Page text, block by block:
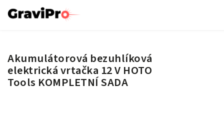
Akumulátorová bezuhlíková
elektrická vrtačka 12 V HOTO
Tools KOMPLETNÍ SADA